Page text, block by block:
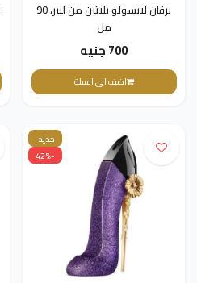
برفان لابسولو بلاتين من ليبر، 90
مل
700 جنيه
اضف الى السلة
جديد
-42%